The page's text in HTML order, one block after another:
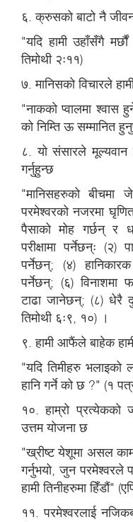
६. क्रुसको बाटो नै
"यदि हामी उहाँसँगै
तिमोथी २ः११)
७. मानिसको विचारले
"नाकको प्वालमा श्वास
को निम्ति ऊ सम्मानित
८. यो संसारले मूल्यवान
गर्नुहुन्छ
"मानिसहरुको बीचमा
परमेश्वरको नजरमा
पैसाको मोह गर्छन् र
परीक्षामा पर्नेछन्ः (२)
पर्नेछन्; (४) हानिकारक
पर्नेछन्; (६) विनाशमा
टाढा जानेछन्; (८)
तिमोथी ६ः९, १०) ।
९. हामी आफैंले बाहेक
"यदि तिमीहरु भलाइको
हानि गर्ने को छ ?" (१
१०. हाम्रो प्रत्येकको
उत्तम योजना छ
"ख्रीष्ट येशूमा असल
गर्नुभयो, जुन परमेश्वरले
हामी तिनीहरुमा हिँडौं"
११. परमेश्वरलाई